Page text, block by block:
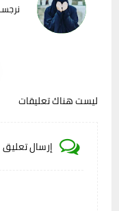
ليست هناك تعليقات
إرسال تعليق